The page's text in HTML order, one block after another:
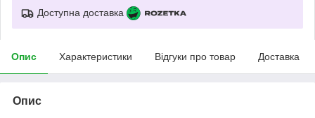
Доступна доставка
Опис Характеристики Відгуки про товар Доставка
Опис